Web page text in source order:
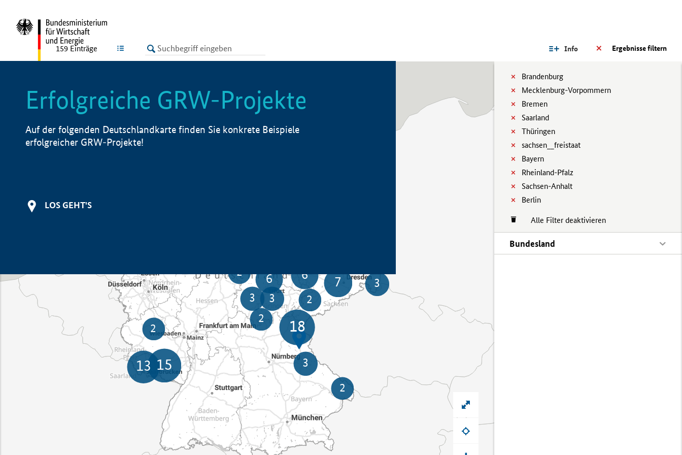
LISTE Ergebnisse filtern
Info
Brandenburg
Mecklenburg-Vorpommern
Bremen
Saarland
Thüringen
sachsen__freistaat
Bayern
Rheinland-Pfalz
Sachsen-Anhalt
Berlin
Alle Filter deaktivieren
Bundesland
159 Einträge
Erfolgreiche GRW-Projekte
Auf der folgenden Deutschlandkarte finden Sie konkrete Beispiele
erfolgreicher GRW-Projekte!
LOS GEHT'S